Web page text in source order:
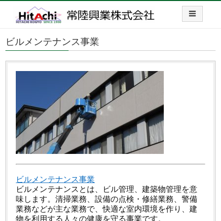
ビルメンテナンス事業
ビルメンテナンス事業
ビルメンテナンスとは、ビル管理、建築物管理を意
味します。清掃業務、設備の点検・修繕業務、警備
業務などが主な業務で、快適な室内環境を作り、建
物を利用する人々の健康を守る事業です。